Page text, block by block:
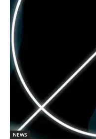
NEWS